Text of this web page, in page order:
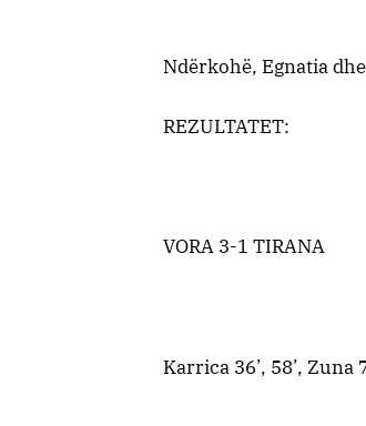
Ndërkohë, Egnatia
REZULTATET:
VORA 3-1 TIRANA
Karrica 36’, 58’, Zuna